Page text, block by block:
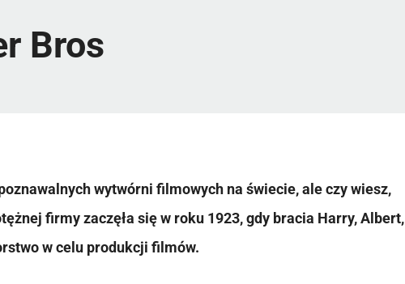
Bros
wytwórni filmowych na świecie, ale czy wiesz,
firmy zaczęła się w roku 1923, gdy bracia Harry, Albert,
w celu produkcji filmów.